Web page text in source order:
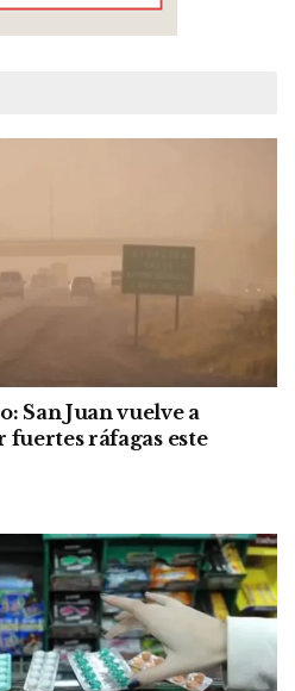
San Juan vuelve a
ráfagas este